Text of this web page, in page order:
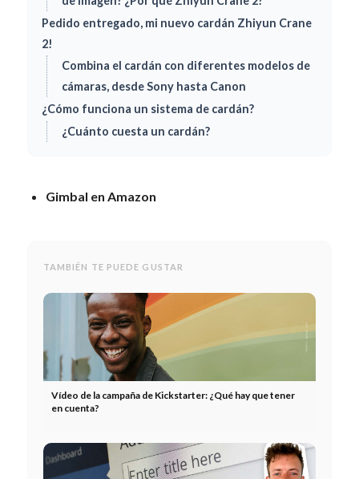
Pedido entregado, mi nuevo cardán Zhiyun Crane
2!
Combina el cardán con diferentes modelos de
cámaras, desde Sony hasta Canon
¿Cómo funciona un sistema de cardán?
¿Cuánto cuesta un cardán?
Gimbal en Amazon
TAMBIÉN TE PUEDE GUSTAR
Vídeo de la campaña de Kickstarter: ¿Qué hay que tener
en cuenta?